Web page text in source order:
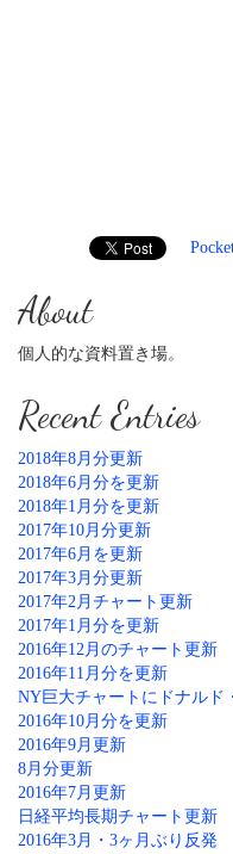
About
個人的な資料置き場。
Recent Entries
2018年8月分更新
2018年6月分を更新
2018年1月分を更新
2017年10月分更新
2017年6月を更新
2017年3月分更新
2017年2月チャート更新
2017年1月分を更新
2016年12月のチャート更新
2016年11月分を更新
NY巨大チャートにドナルド
2016年10月分を更新
2016年9月更新
8月分更新
2016年7月更新
日経平均長期チャート更新
2016年3月・3ヶ月ぶり反発